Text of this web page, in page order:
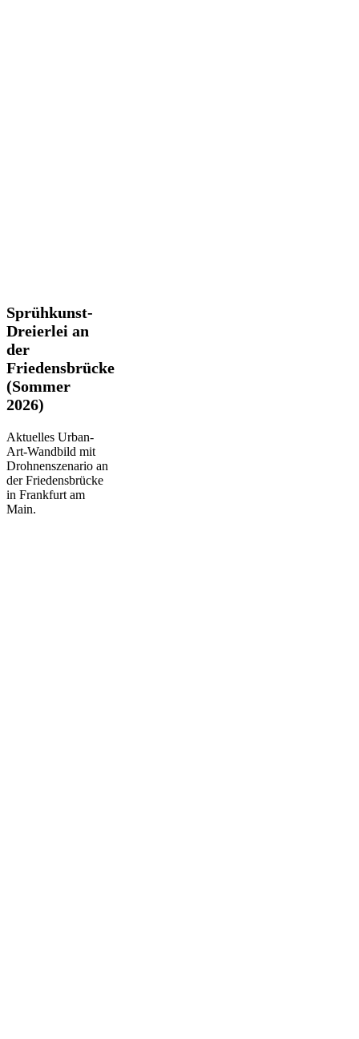
Sprühkunst-
Dreierlei
an
der
Friedensbrücke
(Sommer
2026)
Sprühkunst-
Dreierlei an
der
Friedensbrücke
(Sommer
2026)
Aktuelles Urban-
Art-Wandbild mit
Drohnenszenario an
der Friedensbrücke
in Frankfurt am
Main.